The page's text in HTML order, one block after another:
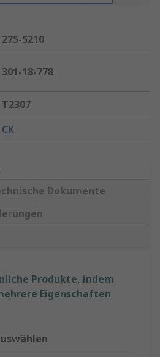
275-5210
301-18-778
T2307
CK
Dokumente
Produkte, indem
Eigenschaften